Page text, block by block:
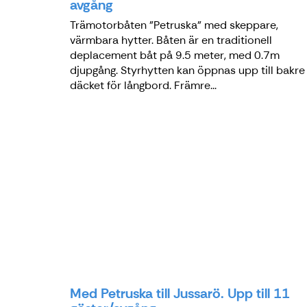
avgång
Trämotorbåten "Petruska" med skeppare,
värmbara hytter. Båten är en traditionell
deplacement båt på 9.5 meter, med 0.7m
djupgång. Styrhytten kan öppnas upp till bakre
däcket för långbord. Främre...
Med Petruska till Jussarö. Upp till 11